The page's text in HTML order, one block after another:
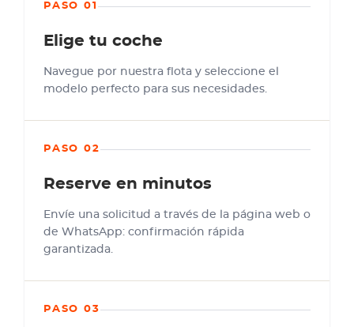
PASO 01
Elige tu coche
Navegue por nuestra flota y seleccione el
modelo perfecto para sus necesidades.
PASO 02
Reserve en minutos
Envíe una solicitud a través de la página web o
de WhatsApp: confirmación rápida
garantizada.
PASO 03